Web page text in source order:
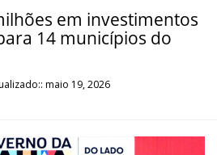
em investimentos
14 municípios do
maio 19, 2026